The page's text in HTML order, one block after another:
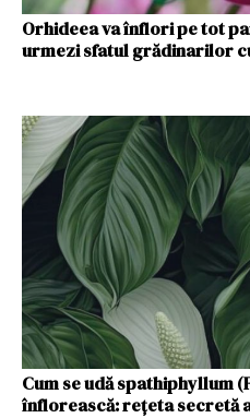
Orhideea va înflori pe tot
urmezi sfatul grădinarilor
Cum se udă spathiphyllum
înflorească: rețeta secretă